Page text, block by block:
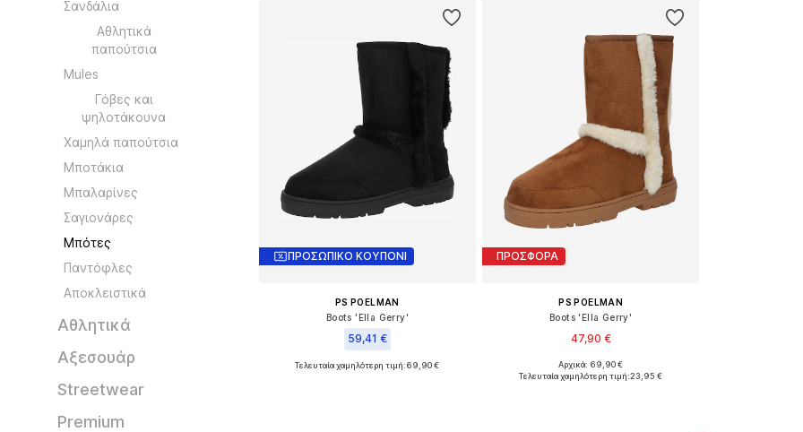
Σανδάλια
Αθλητικά
παπούτσια
Mules
Γόβες και
ψηλοτάκουνα
Χαμηλά παπούτσια
Μποτάκια
Μπαλαρίνες
Σαγιονάρες
Μπότες
Παντόφλες
Αποκλειστικά
Αθλητικά
Αξεσουάρ
Streetwear
Premium
ΠΡΟΣΩΠΙΚΟ ΚΟΥΠΟΝΙ
PS POELMAN
Boots 'Ella Gerry'
59,41 €
Διαθέσιμα μεγέθη: 37, 38
Τελευταία χαμηλότερη τιμή:69,90 €
ΠΡΟΣΦΟΡΑ
PS POELMAN
Boots 'Ella Gerry'
47,90 €
Διαθέσιμα μεγέθη: 38, 39
Αρχικά: 69,90 €
Τελευταία χαμηλότερη τιμή:23,95 €